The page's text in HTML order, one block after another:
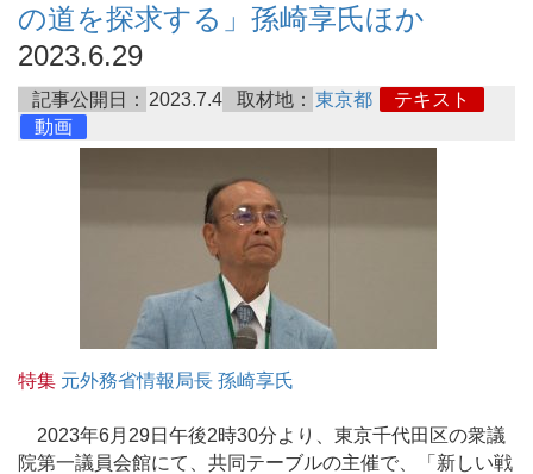
の道を探求する」孫崎享氏ほか
2023.6.29
記事公開日： 2023.7.4 取材地： 東京都
テキスト
動画
特集 元外務省情報局長 孫崎享氏
2023年6月29日午後2時30分より、東京千代田区の衆議
院第一議員会館にて、共同テーブルの主催で、「新しい戦